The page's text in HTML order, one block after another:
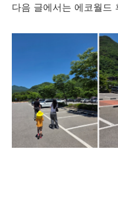
다음 글에서는 에코월드